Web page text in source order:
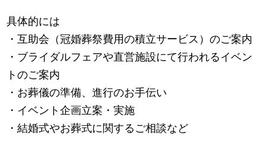
具体的には
・互助会（冠婚葬祭費用の積立サービス）のご案内
・ブライダルフェアや直営施設にて行われるイベン
トのご案内
・お葬儀の準備、進行のお手伝い
・イベント企画立案・実施
・結婚式やお葬式に関するご相談など